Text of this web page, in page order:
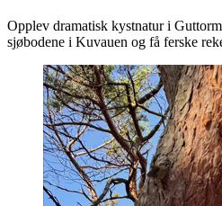
Opplev dramatisk kystnatur i
sjøbodene i Kuvauen og få ferske